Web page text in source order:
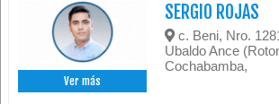
Ver más
SERGIO ROJAS
c. Beni, Nro.
Ubaldo Ance
Cochabamba,